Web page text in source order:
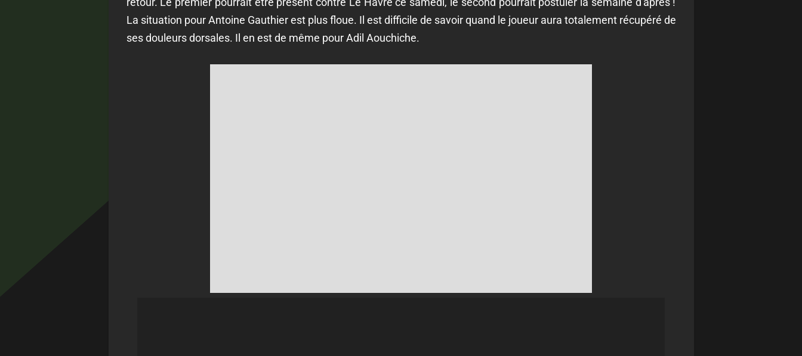
La situation pour Antoine Gauthier est plus floue. Il est difficile de savoir quand le joueur aura totalement récupéré de
ses douleurs dorsales. Il en est de même pour Adil Aouchiche.